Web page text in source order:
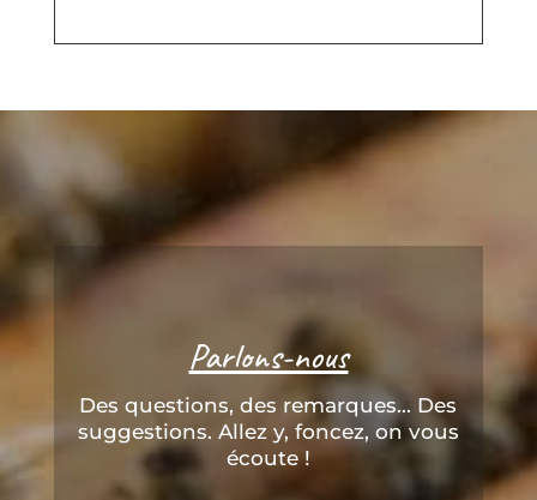
Parlons-nous
Des questions, des remarques... Des
suggestions. Allez y, foncez, on vous
écoute !